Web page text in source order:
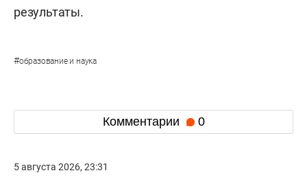
результаты.
#образование и наука
Комментарии 0
5 августа 2026, 23:31